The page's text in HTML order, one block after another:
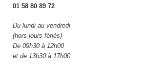
01 58 80 89 72
Du lundi au vendredi
(hors jours fériés)
De 09h30 à 12h00
et de 13h30 à 17h00